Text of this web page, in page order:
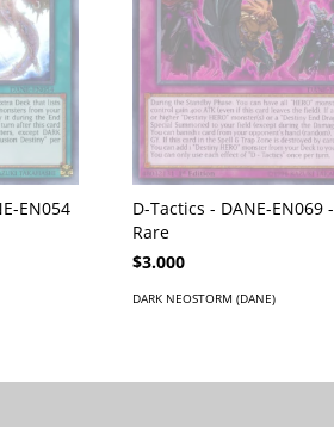
EN054
D-Tactics - DANE-EN069 -
Rare
$3.000
DARK NEOSTORM (DANE)